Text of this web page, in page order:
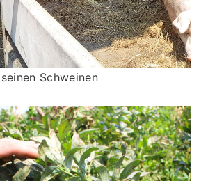
Schweinen